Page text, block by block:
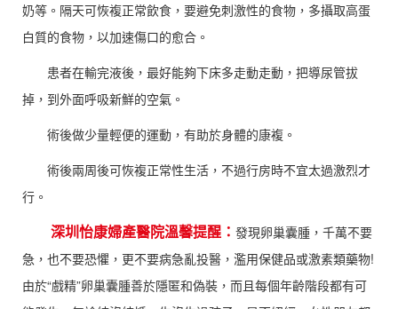
奶等。隔天可恢複正常飲食，要避免刺激性的食物，多攝取高蛋
白質的食物，以加速傷口的愈合。
患者在輸完液後，最好能夠下床多走動走動，把導尿管拔
掉，到外面呼吸新鮮的空氣。
術後做少量輕便的運動，有助於身體的康複。
術後兩周後可恢複正常性生活，不過行房時不宜太過激烈才
行。
深圳怡康婦產醫院溫馨提醒： 發現卵巢囊腫，千萬不要
急，也不要恐懼，更不要病急亂投醫，濫用保健品或激素類藥物!
由於“戲精”卵巢囊腫善於隱匿和偽裝，而且每個年齡階段都有可